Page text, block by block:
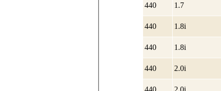
440 1.7
440 1.8i
440 1.8i
440 2.0i
440 2.0i